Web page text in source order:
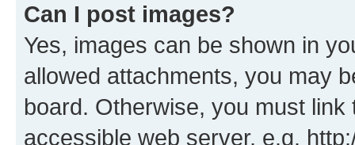
Can I post images?
Yes, images can be shown in
allowed attachments, you may
board. Otherwise, you must
accessible web server, e.g.